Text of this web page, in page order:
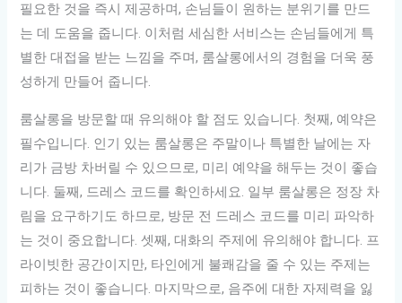
필요한 것을 즉시 제공하며, 손님들이 원하는 분위기를 만드
는 데 도움을 줍니다. 이처럼 세심한 서비스는 손님들에게 특
별한 대접을 받는 느낌을 주며, 룸살롱에서의 경험을 더욱 풍
성하게 만들어 줍니다.
룸살롱을 방문할 때 유의해야 할 점도 있습니다. 첫째, 예약은
필수입니다. 인기 있는 룸살롱은 주말이나 특별한 날에는 자
리가 금방 차버릴 수 있으므로, 미리 예약을 해두는 것이 좋습
니다. 둘째, 드레스 코드를 확인하세요. 일부 룸살롱은 정장 차
림을 요구하기도 하므로, 방문 전 드레스 코드를 미리 파악하
는 것이 중요합니다. 셋째, 대화의 주제에 유의해야 합니다. 프
라이빗한 공간이지만, 타인에게 불쾌감을 줄 수 있는 주제는
피하는 것이 좋습니다. 마지막으로, 음주에 대한 자제력을 잃